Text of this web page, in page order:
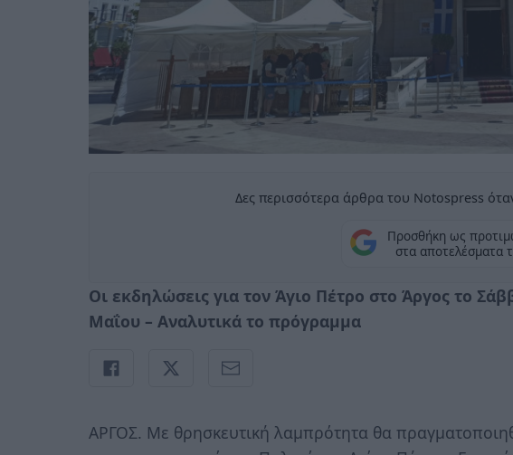
Δες περισσότερα άρθρα του Notospress
Προσθήκη ως
στα αποτελέσματα
Οι εκδηλώσεις για τον Άγιο Πέτρο στο Άργος το
Μαΐου – Αναλυτικά το πρόγραμμα
ΑΡΓΟΣ. Με θρησκευτική λαμπρότητα θα